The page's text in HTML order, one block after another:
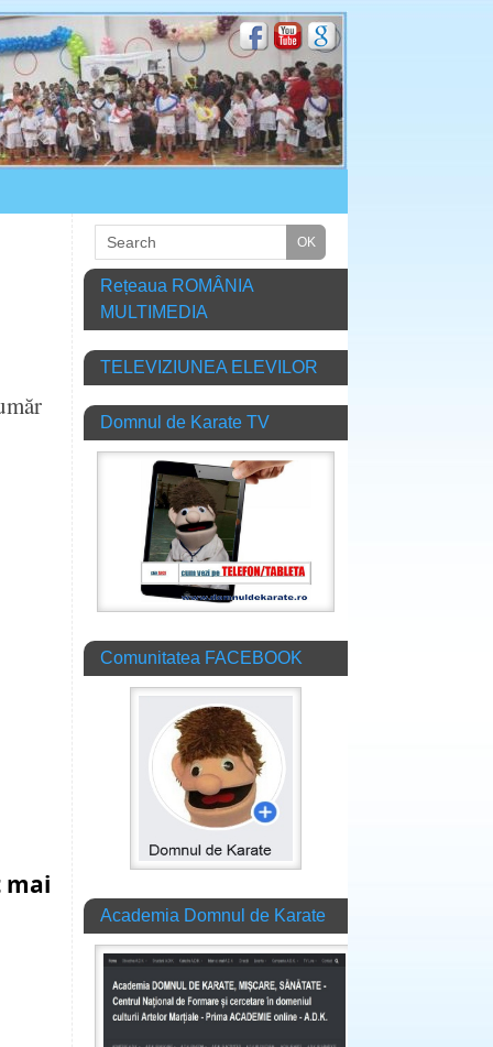
mai
Rețeaua ROMÂNIA
MULTIMEDIA
TELEVIZIUNEA ELEVILOR
Domnul de Karate TV
Comunitatea FACEBOOK
Academia Domnul de Karate